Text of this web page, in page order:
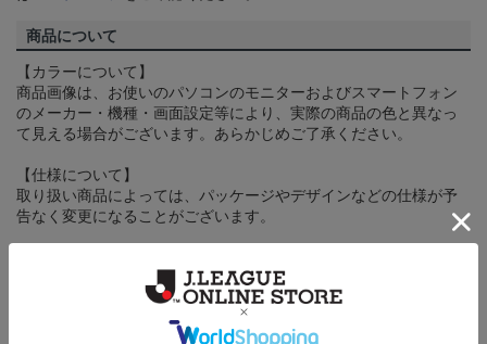
商品について
【カラーについて】
商品画像は、お使いのパソコンのモニターおよびスマートフォン
のメーカー・機種・画面設定等により、実際の商品の色と異なっ
て見える場合がございます。あらかじめご了承ください。
【仕様について】
取り扱い商品によっては、パッケージやデザインなどの仕様が予
告なく変更になることがございます。
決済について
ギフト対応について